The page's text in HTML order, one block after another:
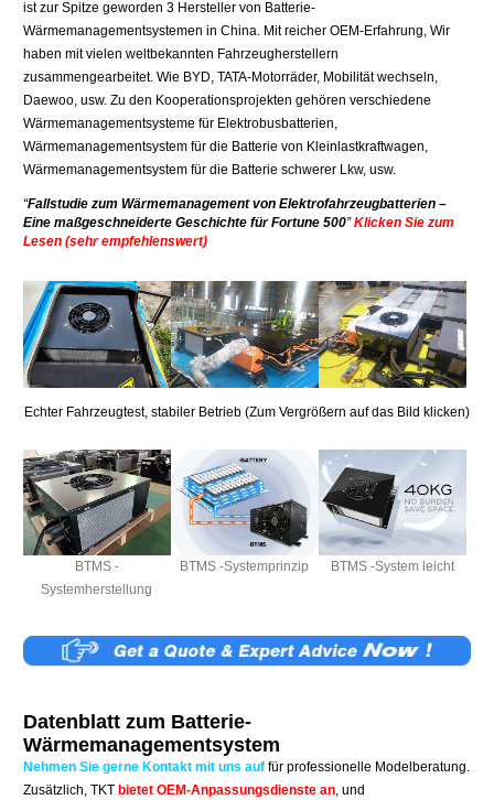
ist zur Spitze geworden 3 Hersteller von Batterie-
Wärmemanagementsystemen in China. Mit reicher OEM-Erfahrung, Wir
haben mit vielen weltbekannten Fahrzeugherstellern
zusammengearbeitet. Wie BYD, TATA-Motorräder, Mobilität wechseln,
Daewoo, usw. Zu den Kooperationsprojekten gehören verschiedene
Wärmemanagementsysteme für Elektrobusbatterien,
Wärmemanagementsystem für die Batterie von Kleinlastkraftwagen,
Wärmemanagementsystem für die Batterie schwerer Lkw, usw.
“Fallstudie zum Wärmemanagement von Elektrofahrzeugbatterien –
Eine maßgeschneiderte Geschichte für Fortune 500”Klicken Sie zum
Lesen (sehr empfehlenswert)
Echter Fahrzeugtest, stabiler Betrieb (Zum Vergrößern auf das Bild klicken)
BTMS -
Systemherstellung
BTMS -Systemprinzip BTMS -System leicht
Datenblatt zum Batterie-
Wärmemanagementsystem
Nehmen Sie gerne Kontakt mit uns auf für professionelle Modelberatung.
Zusätzlich, TKT bietet OEM-Anpassungsdienste an, und